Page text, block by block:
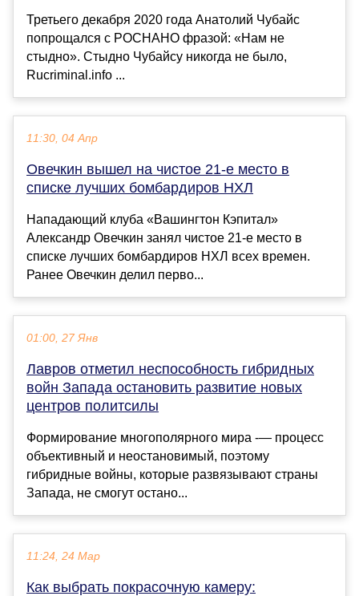
Третьего декабря 2020 года Анатолий Чубайс
попрощался с РОСНАНО фразой: «Нам не
стыдно». Стыдно Чубайсу никогда не было,
Rucriminal.info ...
11:30, 04 Апр
Овечкин вышел на чистое 21-е место в
списке лучших бомбардиров НХЛ
Нападающий клуба «Вашингтон Кэпитал»
Александр Овечкин занял чистое 21-е место в
списке лучших бомбардиров НХЛ всех времен.
Ранее Овечкин делил перво...
01:00, 27 Янв
Лавров отметил неспособность гибридных
войн Запада остановить развитие новых
центров политсилы
Формирование многополярного мира -— процесс
объективный и неостановимый, поэтому
гибридные войны, которые развязывают страны
Запада, не смогут остано...
11:24, 24 Мар
Как выбрать покрасочную камеру: